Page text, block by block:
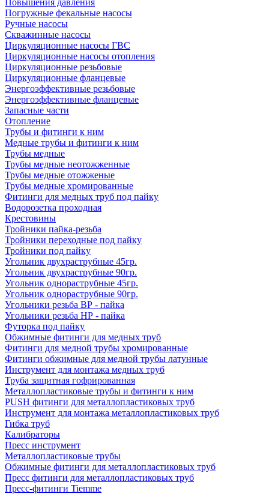
Погружные фекальные насосы
Ручные насосы
Скважинные насосы
Циркуляционные насосы ГВС
Циркуляционные насосы отопления
Циркуляционные резьбовые
Циркуляционные фланцевые
Энергоэффективные резьбовые
Энергоэффективные фланцевые
Запасные части
Отопление
Трубы и фитинги к ним
Медные трубы и фитинги к ним
Трубы медные
Трубы медные неотожженные
Трубы медные отожженые
Трубы медные хромированные
Фитинги для медных труб под пайку
Водорозетка проходная
Крестовины
Тройники пайка-резьба
Тройники переходные под пайку
Тройники под пайку
Угольник двухраструбные 45гр.
Угольник двухраструбные 90гр.
Угольник однораструбные 45гр.
Угольник однораструбные 90гр.
Угольники резьба ВР - пайка
Угольники резьба НР - пайка
Футорка под пайку
Обжимные фитинги для медных труб
Фитинги для медной трубы хромированные
Фитинги обжимные для медной трубы латунные
Инструмент для монтажа медных труб
Труба защитная гофрированная
Металлопластиковые трубы и фитинги к ним
PUSH фитинги для металлопластиковых труб
Инструмент для монтажа металлопластиковых труб
Гибка труб
Калибраторы
Пресс инструмент
Металлопластиковые трубы
Обжимные фитинги для металлопластиковых труб
Пресс фитинги для металлопластиковых труб
Пресс-фитинги Tiemme